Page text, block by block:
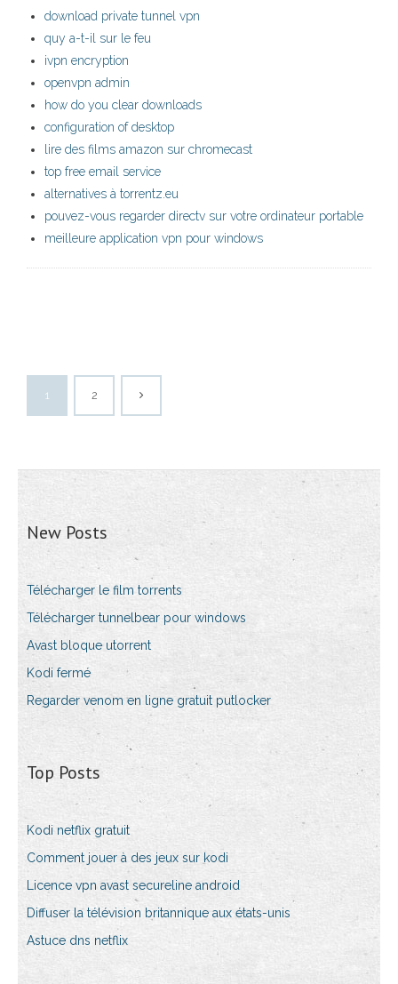
download private tunnel vpn
quy a-t-il sur le feu
ivpn encryption
openvpn admin
how do you clear downloads
configuration of desktop
lire des films amazon sur chromecast
top free email service
alternatives à torrentz.eu
pouvez-vous regarder directv sur votre ordinateur portable
meilleure application vpn pour windows
1 2
New Posts
Télécharger le film torrents
Télécharger tunnelbear pour windows
Avast bloque utorrent
Kodi fermé
Regarder venom en ligne gratuit putlocker
Top Posts
Kodi netflix gratuit
Comment jouer à des jeux sur kodi
Licence vpn avast secureline android
Diffuser la télévision britannique aux états-unis
Astuce dns netflix